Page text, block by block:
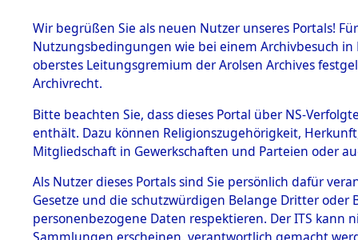
BESTÄNDE
1.
mente
5. Verschiedenes
5.3
Wir begrüßen Sie als neuen Nutzer unseres Portals!
Nutzungsbedingungen wie bei einem Archivbesuch
oberstes Leitungsgremium der Arolsen Archives
Archivrecht.
Bitte beachten Sie, dass dieses Portal über NS-
enthält. Dazu können Religionszugehörigkeit,
Mitgliedschaft in Gewerkschaften und Parteien oder
Als Nutzer dieses Portals sind Sie persönlich dafür
Gesetze und die schutzwürdigen Belange Dritter
personenbezogene Daten respektieren. Der ITS